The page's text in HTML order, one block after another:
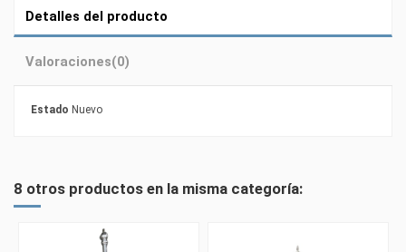
Detalles del producto
Valoraciones(0)
Estado Nuevo
8 otros productos en la misma categoría: